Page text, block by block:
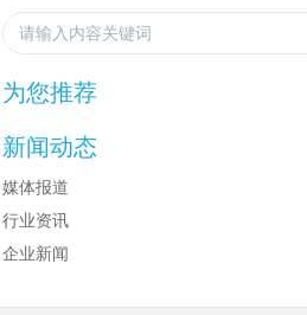
为您推荐
新闻动态
媒体报道
行业资讯
企业新闻